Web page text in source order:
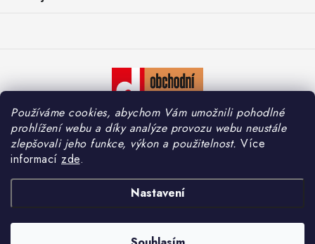
Používáme cookies, abychom Vám umožnili pohodlné
prohlížení webu a díky analýze provozu webu neustále
zlepšovali jeho funkce, výkon a použitelnost. Více
informací zde.
Nastavení
Zásady zpracování osobních údajů
Po – Pá: 7:30 – 16:00
So – Ne: Zavřeno
Vytvořil Shoptet
PEMA CAR s.r.o.. Všechna práva vyhrazena.